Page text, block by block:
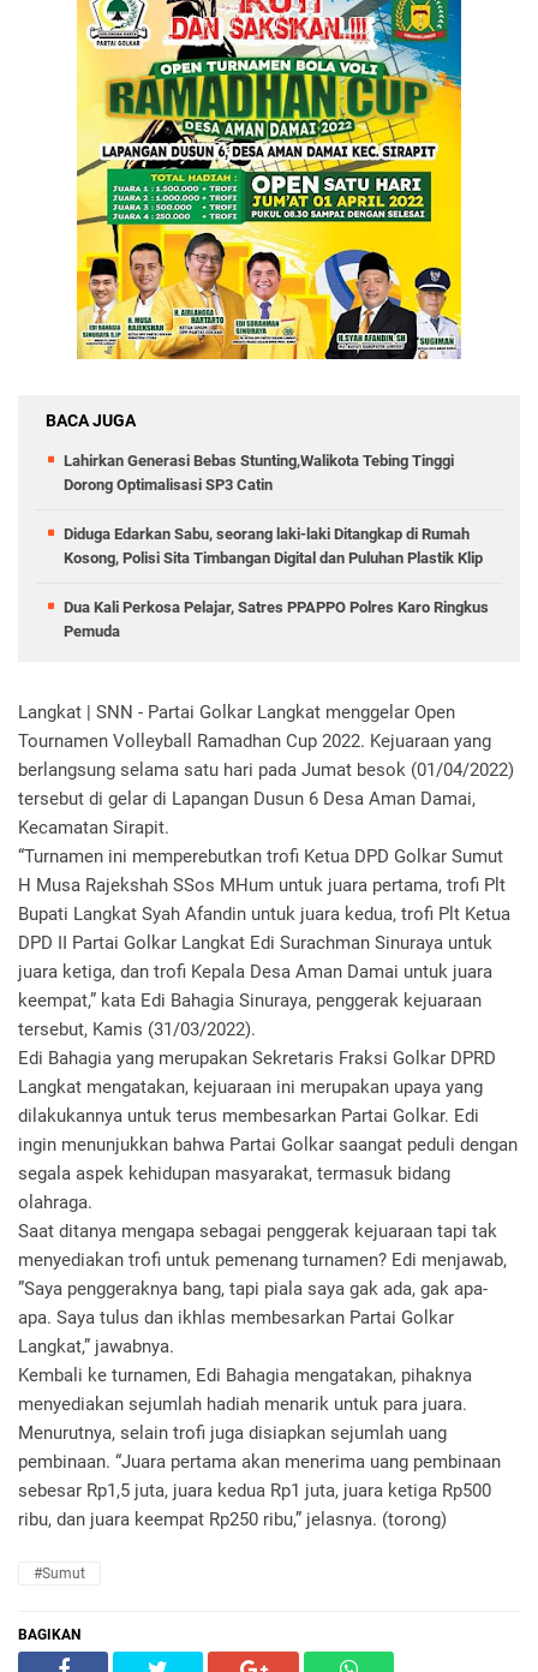
BACA JUGA
Lahirkan Generasi Bebas Stunting,Walikota Tebing Tinggi
Dorong Optimalisasi SP3 Catin
Diduga Edarkan Sabu, seorang laki-laki Ditangkap di Rumah
Kosong, Polisi Sita Timbangan Digital dan Puluhan Plastik Klip
Dua Kali Perkosa Pelajar, Satres PPAPPO Polres Karo Ringkus
Pemuda
Langkat | SNN - Partai Golkar Langkat menggelar Open
Tournamen Volleyball Ramadhan Cup 2022. Kejuaraan yang
berlangsung selama satu hari pada Jumat besok (01/04/2022)
tersebut di gelar di Lapangan Dusun 6 Desa Aman Damai,
Kecamatan Sirapit.
“Turnamen ini memperebutkan trofi Ketua DPD Golkar Sumut
H Musa Rajekshah SSos MHum untuk juara pertama, trofi Plt
Bupati Langkat Syah Afandin untuk juara kedua, trofi Plt Ketua
DPD II Partai Golkar Langkat Edi Surachman Sinuraya untuk
juara ketiga, dan trofi Kepala Desa Aman Damai untuk juara
keempat,” kata Edi Bahagia Sinuraya, penggerak kejuaraan
tersebut, Kamis (31/03/2022).
Edi Bahagia yang merupakan Sekretaris Fraksi Golkar DPRD
Langkat mengatakan, kejuaraan ini merupakan upaya yang
dilakukannya untuk terus membesarkan Partai Golkar. Edi
ingin menunjukkan bahwa Partai Golkar saangat peduli dengan
segala aspek kehidupan masyarakat, termasuk bidang
olahraga.
Saat ditanya mengapa sebagai penggerak kejuaraan tapi tak
menyediakan trofi untuk pemenang turnamen? Edi menjawab,
”Saya penggeraknya bang, tapi piala saya gak ada, gak apa-
apa. Saya tulus dan ikhlas membesarkan Partai Golkar
Langkat,” jawabnya.
Kembali ke turnamen, Edi Bahagia mengatakan, pihaknya
menyediakan sejumlah hadiah menarik untuk para juara.
Menurutnya, selain trofi juga disiapkan sejumlah uang
pembinaan. “Juara pertama akan menerima uang pembinaan
sebesar Rp1,5 juta, juara kedua Rp1 juta, juara ketiga Rp500
ribu, dan juara keempat Rp250 ribu,” jelasnya. (torong)
#Sumut
BAGIKAN